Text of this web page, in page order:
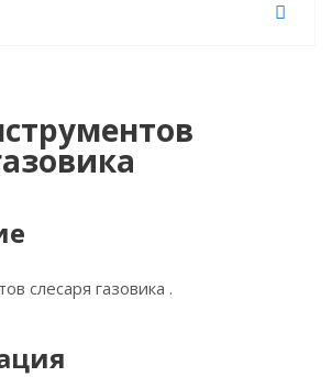
слесаря газовика .